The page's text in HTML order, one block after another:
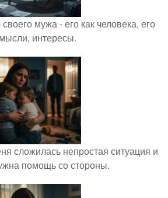
мужа - его как человека, его
мысли, интересы.
сложилась непростая ситуация и
помощь со стороны.